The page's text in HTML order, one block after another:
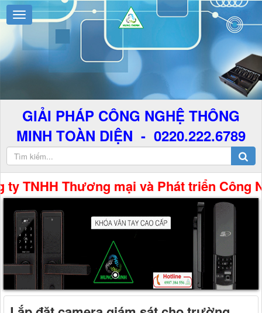
GIẢI PHÁP CÔNG NGHỆ THÔNG
MINH TOÀN DIỆN - 0220.222.6789
Thương mại và Phát triển Công Nghệ